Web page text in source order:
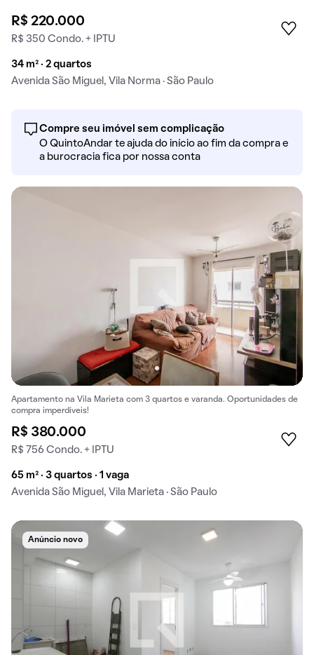
R$ 220.000
R$ 350 Condo. + IPTU
34 m² · 2 quartos
Avenida São Miguel, Vila Norma · São Paulo
Compre seu imóvel sem complicação
O QuintoAndar te ajuda do início ao fim da compra e
a burocracia fica por nossa conta
Apartamento na Vila Marieta com 3 quartos e varanda. Oportunidades de
compra imperdíveis!
R$ 380.000
R$ 756 Condo. + IPTU
65 m² · 3 quartos · 1 vaga
Avenida São Miguel, Vila Marieta · São Paulo
Anúncio novo